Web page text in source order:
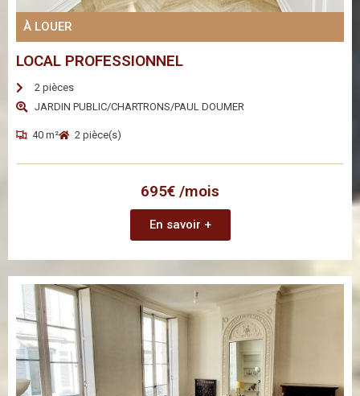
À LOUER
LOCAL PROFESSIONNEL
2 pièces
JARDIN PUBLIC/CHARTRONS/PAUL DOUMER
40 m² 2 pièce(s)
695€ /mois
En savoir +